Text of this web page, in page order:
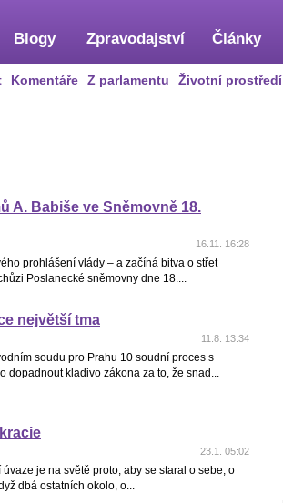
Komentáře Z parlamentu Životní prostředí
Blogy Zpravodajství Články
A. Babiše ve Sněmovně 18.
16.11. 16:28
prohlášení vlády – a začíná bitva o střet
Poslanecké sněmovny dne 18....
největší tma
11.8. 13:34
soudu pro Prahu 10 soudní proces s
dopadnout kladivo zákona za to, že snad...
23.1. 05:02
je na světě proto, aby se staral o sebe, o
dbá ostatních okolo, o...